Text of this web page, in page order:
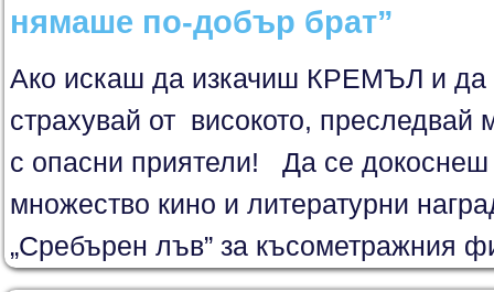
нямаше по-добър брат”
Ако искаш да изкачиш КРЕМЪЛ и да
страхувай от високото, преследвай
с опасни приятели! Да се докоснеш
множество кино и литературни
„Сребърен лъв” за късометражния